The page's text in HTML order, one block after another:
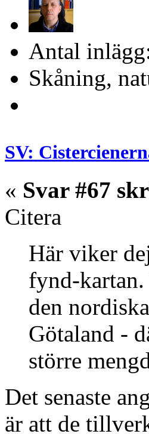
Antal
Skåning,
SV:
« Svar #67
Citera
Här viker
fynd-
den
Götaland -
större
Det senaste
är att de